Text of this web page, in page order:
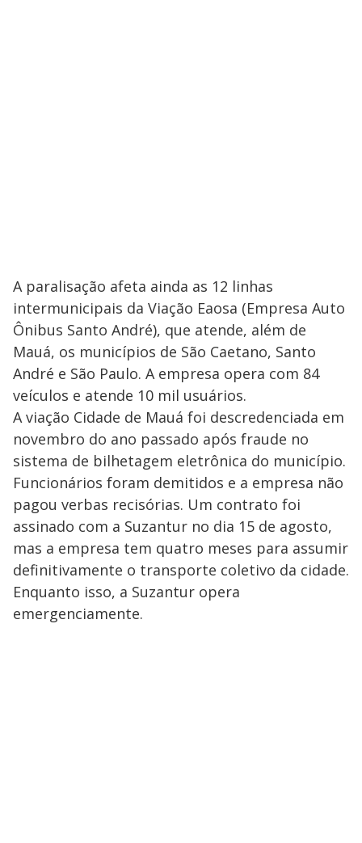
A paralisação afeta ainda as 12 linhas
intermunicipais da Viação Eaosa (Empresa Auto
Ônibus Santo André), que atende, além de
Mauá, os municípios de São Caetano, Santo
André e São Paulo. A empresa opera com 84
veículos e atende 10 mil usuários.
A viação Cidade de Mauá foi descredenciada em
novembro do ano passado após fraude no
sistema de bilhetagem eletrônica do município.
Funcionários foram demitidos e a empresa não
pagou verbas recisórias. Um contrato foi
assinado com a Suzantur no dia 15 de agosto,
mas a empresa tem quatro meses para assumir
definitivamente o transporte coletivo da cidade.
Enquanto isso, a Suzantur opera
emergenciamente.